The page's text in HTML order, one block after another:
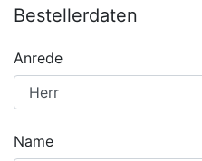
Bestellerdaten
Anrede
Name